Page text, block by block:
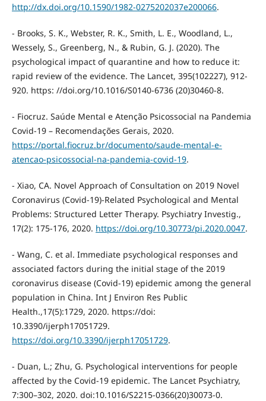
http://dx.doi.org/10.1590/1982-0275202037e200066.
- Brooks, S. K., Webster, R. K., Smith, L. E., Woodland, L.,
Wessely, S., Greenberg, N., & Rubin, G. J. (2020). The
psychological impact of quarantine and how to reduce it:
rapid review of the evidence. The Lancet, 395(102227), 912-
920. https: //doi.org/10.1016/S0140-6736 (20)30460-8.
- Fiocruz. Saúde Mental e Atenção Psicossocial na Pandemia
Covid-19 – Recomendações Gerais, 2020.
https://portal.fiocruz.br/documento/saude-mental-e-
atencao-psicossocial-na-pandemia-covid-19.
- Xiao, CA. Novel Approach of Consultation on 2019 Novel
Coronavirus (Covid-19)-Related Psychological and Mental
Problems: Structured Letter Therapy. Psychiatry Investig.,
17(2): 175-176, 2020. https://doi.org/10.30773/pi.2020.0047.
- Wang, C. et al. Immediate psychological responses and
associated factors during the initial stage of the 2019
coronavirus disease (Covid-19) epidemic among the general
population in China. Int J Environ Res Public
Health.,17(5):1729, 2020. https://doi:
10.3390/ijerph17051729.
https://doi.org/10.3390/ijerph17051729.
- Duan, L.; Zhu, G. Psychological interventions for people
affected by the Covid-19 epidemic. The Lancet Psychiatry,
7:300–302, 2020. doi:10.1016/S2215-0366(20)30073-0.